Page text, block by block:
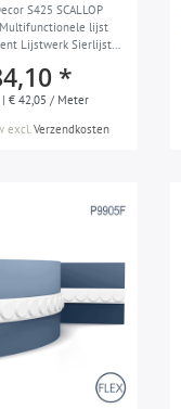
S425 SCALLOP
lijst
Lijstwerk Sierlijst
*
| € 42,05 / Meter
excl.Verzendkosten